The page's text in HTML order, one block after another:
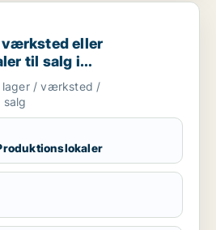
eller produktionslokaler til salg i
værksted eller
til salg i
lager / værksted /
salg